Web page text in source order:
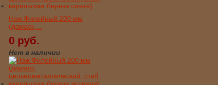
Нож Филейный 200 мм
(дамаск,...
0 руб.
Нет в наличии